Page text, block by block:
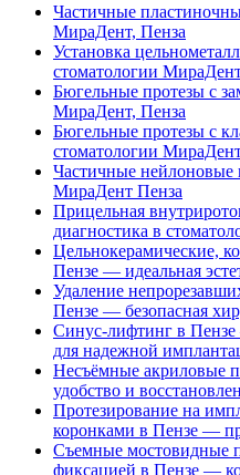
Частичные
МираДент, Пенза
Установка
стоматологии
Бюгельные протезы с
МираДент, Пенза
Бюгельные протезы с
стоматологии
Частичные нейлоновые
МираДент Пенза
Прицельная
диагностика в
Цельнокерамические,
Пензе — идеальная
Удаление
Пензе — безопасная
Синус-лифтинг в Пензе
для надежной
Несъёмные акриловые
удобство и
Протезирование на
коронками в Пензе —
Съемные мостовидные
фиксацией в Пензе —